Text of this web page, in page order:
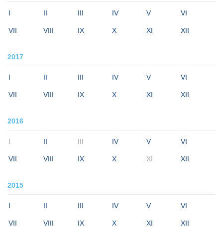
I II III IV V VI
VII VIII IX X XI XII
2017
I II III IV V VI
VII VIII IX X XI XII
2016
I II III IV V VI
VII VIII IX X XI XII
2015
I II III IV V VI
VII VIII IX X XI XII